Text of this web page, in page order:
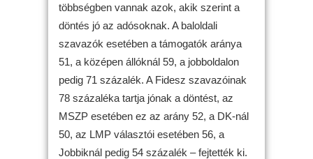
többségben vannak azok, akik szerint a
döntés jó az adósoknak. A baloldali
szavazók esetében a támogatók aránya
51, a középen állóknál 59, a jobboldalon
pedig 71 százalék. A Fidesz szavazóinak
78 százaléka tartja jónak a döntést, az
MSZP esetében ez az arány 52, a DK-nál
50, az LMP választói esetében 56, a
Jobbiknál pedig 54 százalék – fejtették ki.